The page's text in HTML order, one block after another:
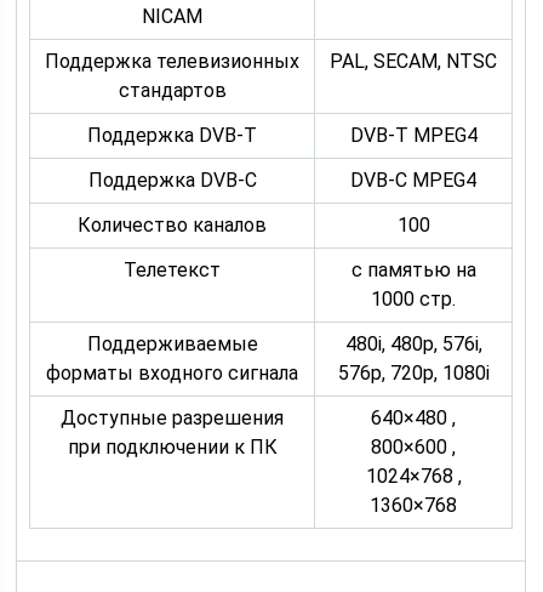
NICAM
Поддержка телевизионных
стандартов
PAL, SECAM, NTSC
Поддержка DVB-T
DVB-T MPEG4
Поддержка DVB-C
DVB-C MPEG4
Количество каналов
100
Телетекст
с памятью на
1000 стр.
Поддерживаемые
форматы входного сигнала
480i, 480p, 576i,
576p, 720p, 1080i
Доступные разрешения
при подключении к ПК
640×480 ,
800×600 ,
1024×768 ,
1360×768